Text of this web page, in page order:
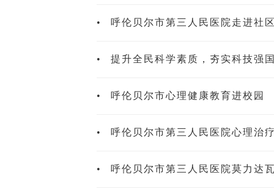
• 呼伦贝尔市第三人民医院走进社
• 提升全民科学素质，夯实科技强
• 呼伦贝尔市心理健康教育进校园
• 呼伦贝尔市第三人民医院心理治
• 呼伦贝尔市第三人民医院莫力达